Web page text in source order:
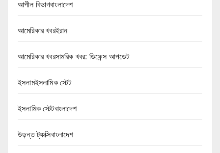
আপীল বিভাগবাংলাদেশ
আমেরিকার খবরইরান
আমেরিকার খবরসামরিক খবর: ডিফেন্স আপডেট
ইসলামইসলামিক স্টেট
ইসলামিক স্টেটবাংলাদেশ
উড়ন্ত ট্যাক্সিবাংলাদেশ